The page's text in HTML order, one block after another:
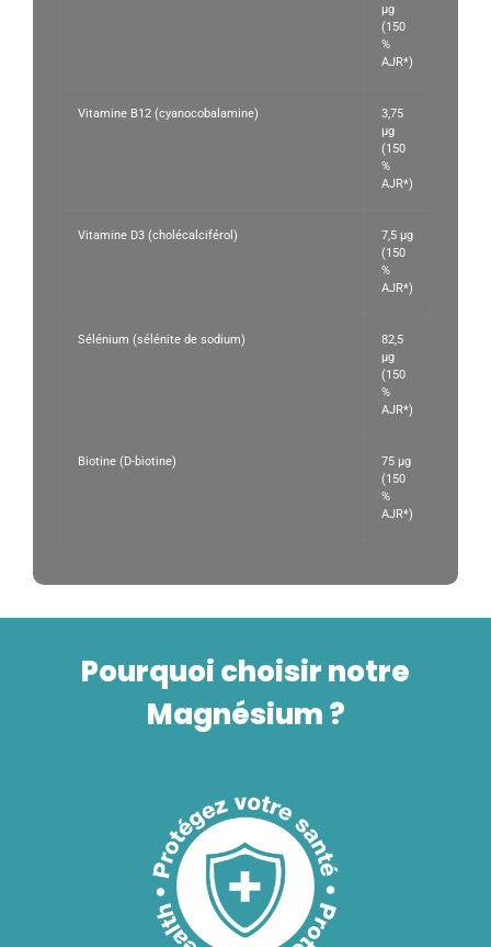
µg
(150
%
AJR*)
Vitamine B12 (cyanocobalamine)
3,75
µg
(150
%
AJR*)
Vitamine D3 (cholécalciférol)
7,5 µg
(150
%
AJR*)
Sélénium (sélénite de sodium)
82,5
µg
(150
%
AJR*)
Biotine (D-biotine)
75 µg
(150
%
AJR*)
Pourquoi choisir notre
Magnésium ?